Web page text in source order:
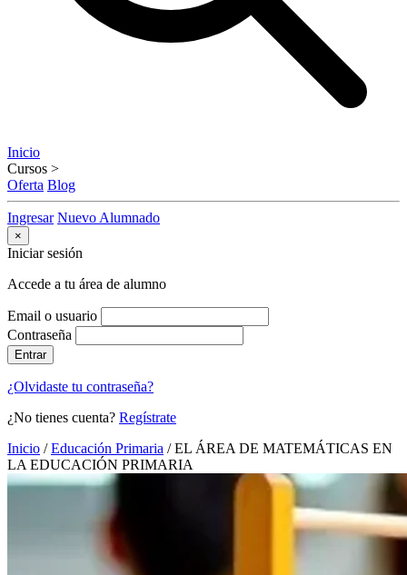
Inicio
Cursos >
Oferta Blog
Ingresar Nuevo Alumnado
×
Iniciar sesión
Accede a tu área de alumno
Email o usuario
Contraseña
Entrar
¿Olvidaste tu contraseña?
¿No tienes cuenta? Regístrate
Inicio / Educación Primaria /EL ÁREA DE MATEMÁTICAS EN
LA EDUCACIÓN PRIMARIA